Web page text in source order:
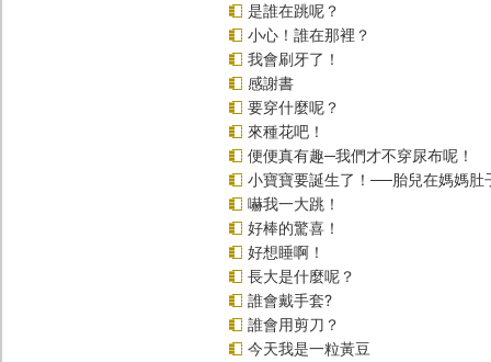
是誰在跳呢？
小心！誰在那裡？
我會刷牙了！
感謝書
要穿什麼呢？
來種花吧！
便便真有趣─我們才不穿尿布呢！
小寶寶要誕生了！──胎兒在媽媽肚
嚇我一大跳！
好棒的驚喜！
好想睡啊！
長大是什麼呢？
誰會戴手套?
誰會用剪刀？
今天我是一粒黃豆